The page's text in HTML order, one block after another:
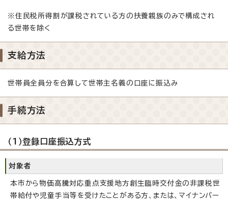
※住民税所得割が課税されている方の扶養親族のみで構成され
る世帯を除く
支給方法
世帯員全員分を合算して世帯主名義の口座に振込み
手続方法
（1）登録口座振込方式
対象者
本市から物価高騰対応重点支援地方創生臨時交付金の非課税世
帯給付や児童手当等を受けたことがある方、または、マイナンバー